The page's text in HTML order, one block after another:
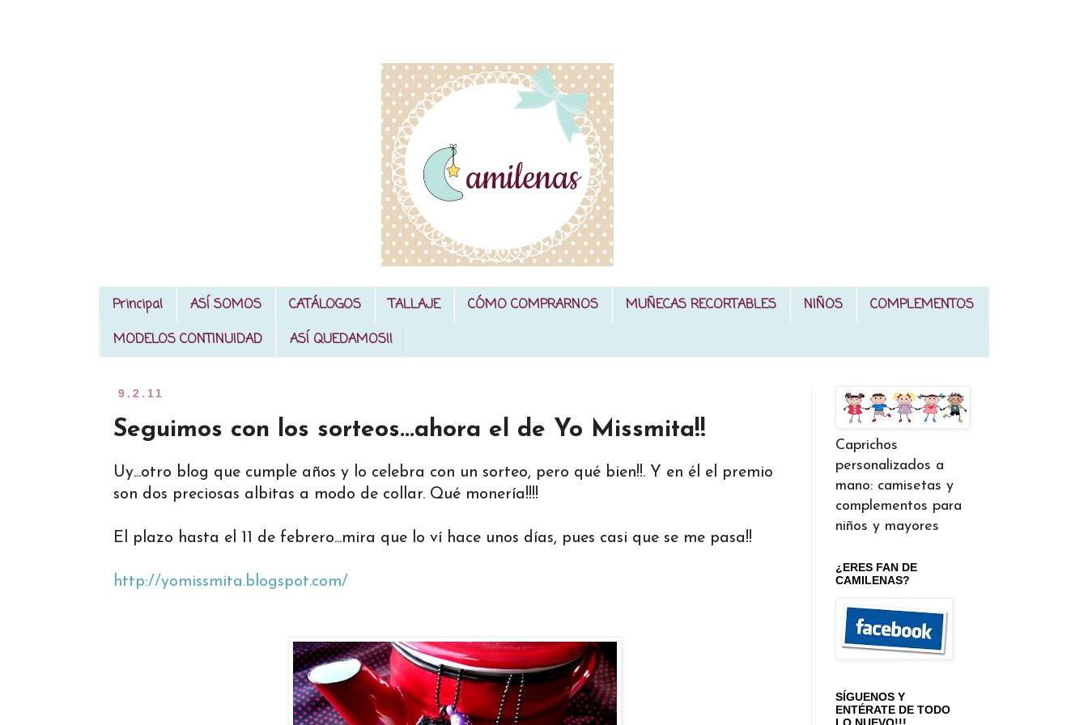
Principal ASÍ SOMOS CATÁLOGOS TALLAJE CÓMO COMPRARNOS MUÑECAS RECORTABLES NIÑOS
COMPLEMENTOS
MODELOS CONTINUIDAD
ASÍ QUEDAMOS!!
9.2.11
Seguimos con los sorteos...ahora el de Yo Missmita!!
Uy...otro blog que cumple años y lo celebra con un sorteo, pero qué bien!!. Y en él el premio
son dos preciosas albitas a modo de collar. Qué monería!!!!
El plazo hasta el 11 de febrero...mira que lo ví hace unos días, pues casi que se me pasa!!
http://yomissmita.blogspot.com/
Caprichos
personalizados a
mano: camisetas y
complementos para
niños y mayores
¿ERES FAN DE
CAMILENAS?
SÍGUENOS Y
ENTÉRATE DE TODO